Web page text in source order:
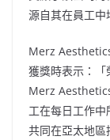
源自其在員工中
Merz
獲獎時表示：
Merz
工在每日工作
共同在亞太地區